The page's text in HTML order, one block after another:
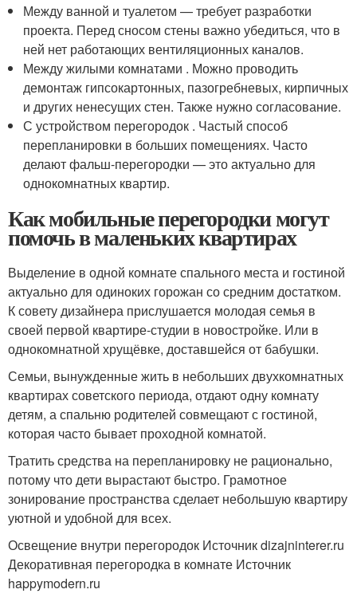
Между ванной и туалетом — требует разработки
проекта. Перед сносом стены важно убедиться, что в
ней нет работающих вентиляционных каналов.
Между жилыми комнатами . Можно проводить
демонтаж гипсокартонных, пазогребневых, кирпичных
и других ненесущих стен. Также нужно согласование.
С устройством перегородок . Частый способ
перепланировки в больших помещениях. Часто
делают фальш-перегородки — это актуально для
однокомнатных квартир.
Как мобильные перегородки могут
помочь в маленьких квартирах
Выделение в одной комнате спального места и гостиной
актуально для одиноких горожан со средним достатком.
К совету дизайнера прислушается молодая семья в
своей первой квартире-студии в новостройке. Или в
однокомнатной хрущёвке, доставшейся от бабушки.
Семьи, вынужденные жить в небольших двухкомнатных
квартирах советского периода, отдают одну комнату
детям, а спальню родителей совмещают с гостиной,
которая часто бывает проходной комнатой.
Тратить средства на перепланировку не рационально,
потому что дети вырастают быстро. Грамотное
зонирование пространства сделает небольшую квартиру
уютной и удобной для всех.
Освещение внутри перегородок Источник dizajninterer.ru
Декоративная перегородка в комнате Источник
happymodern.ru